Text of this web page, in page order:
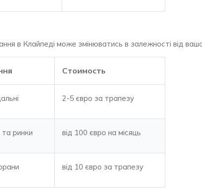
в Клайпеді може змінюватись в залежності від
Стоимость
2-5 євро за трапезу
ринки від 100 євро на місяць
від 10 євро за трапезу